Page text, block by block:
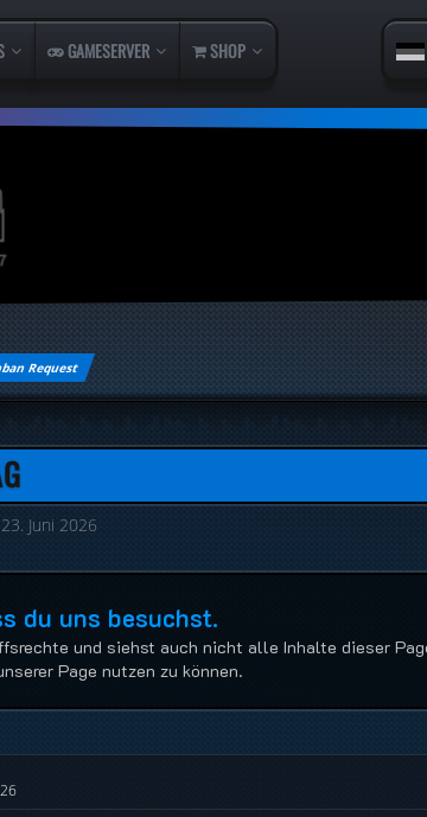
GAMESERVER SHOP
Request
23. Juni 2026
du uns besuchst.
und siehst auch nicht alle Inhalte dieser
Page nutzen zu können.